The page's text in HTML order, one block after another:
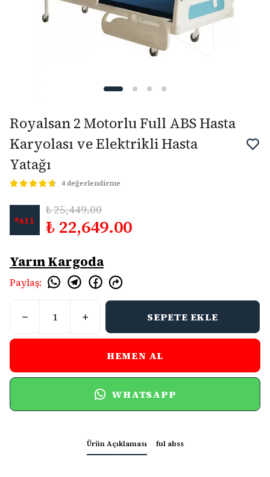
Royalsan 2 Motorlu Full ABS Hasta
Karyolası ve Elektrikli Hasta
Yatağı
4 değerlendirme
%11
₺ 25,449.00
₺ 22,649.00
Yarın Kargoda
Paylaş:
SEPETE EKLE
HEMEN AL
WHATSAPP
Ürün Açıklaması ful abss